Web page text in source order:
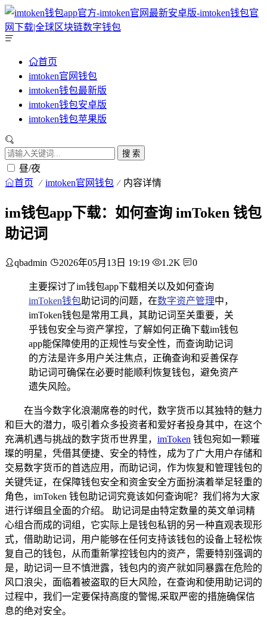
首页
imtoken官网钱包
imtoken钱包最新版
imtoken钱包安卓版
imtoken钱包苹果版
搜 索
昼/夜
首页 imtoken官网钱包 内容详情
im钱包app下载：如何查询 imToken 钱包
助记词
qbadmin 2026年05月13日 19:19 1.2K 0
主要探讨了im钱包app下载相关以及如何查询
imToken钱包助记词的问题，在数字资产管理中，
imToken钱包是常用工具，其助记词至关重要，关
乎钱包安全与资产掌控，了解如何正确下载im钱包
app能保障使用的正规性与安全性，而查询助记词
的方法是许多用户关注焦点，正确查询和妥善保存
助记词可确保在必要时能顺利恢复钱包，避免资产
遗失风险。
在当今数字化浪潮席卷的时代，数字货币以其独特的魅力
和巨大的潜力，吸引着众多投资者和爱好者投身其中，在这个
充满机遇与挑战的数字货币世界里， imToken 钱包宛如一颗璀
璨的明星，凭借其便捷、安全的特性，成为了广大用户存储和
交易数字货币的首选应用，而助记词，作为恢复和管理钱包的
关键凭证，在保障钱包安全和资金安全方面扮演着举足轻重的
角色，imToken 钱包助记词究竟该如何查询呢？我们将为大家
进行详细且全面的介绍。 助记词是由特定数量的英文单词精
心组合而成的词组，它实际上是钱包私钥的另一种直观表现形
式，借助助记词，用户能够在任何支持该钱包的设备上轻松恢
复自己的钱包，从而重新掌控钱包内的资产，需要特别强调的
是，助记词一旦不慎泄露，钱包内的资产就如同暴露在危险的
风口浪尖，面临着被盗取的巨大风险，在查询和使用助记词的
过程中，我们一定要保持高度的警惕,采取严密的措施确保信
息的绝对安全。